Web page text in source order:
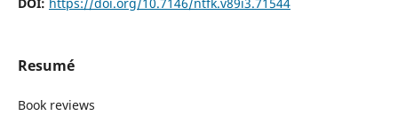
Resumé
Book reviews